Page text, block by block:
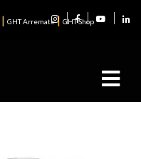
| GHT Arremate| GHT Shop